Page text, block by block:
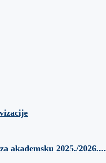
akademsku 2025./2026....